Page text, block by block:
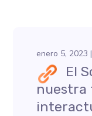
El
nuestra
enero 5, 2023